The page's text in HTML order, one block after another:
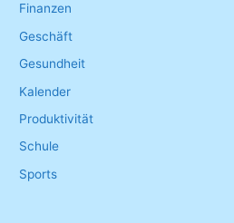
Finanzen
Geschäft
Gesundheit
Kalender
Produktivität
Schule
Sports